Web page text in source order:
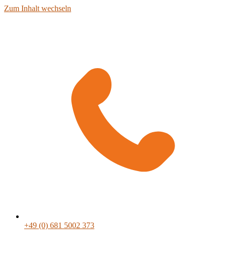
Zum Inhalt wechseln
+49 (0) 681 5002 373